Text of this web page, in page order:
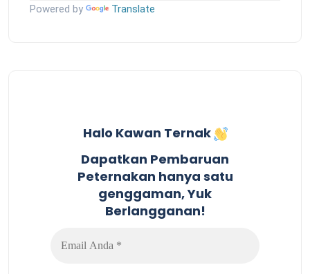
Powered by Translate
Halo Kawan Ternak
Dapatkan Pembaruan
Peternakan hanya satu
genggaman, Yuk
Berlangganan!